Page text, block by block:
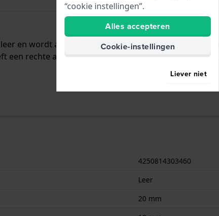
en wordt aan het horloge bevestigd door middel
een rechte aanzet wat betekent dat deze band
4250814303460
Leer
20 mm
“cookie instellingen”.
Alles accepteren
Cookie-instellingen
Liever niet